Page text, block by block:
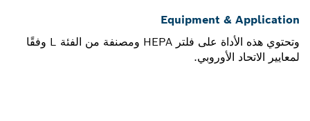
Equipment & Application
وتحتوي هذه الأداة على فلتر HEPA ومصنفة من الفئة L وفقًا
لمعايير الاتحاد الأوروبي.